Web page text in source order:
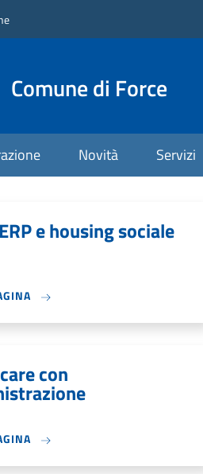
Comune di Force
Novità Servizi
e housing sociale
con